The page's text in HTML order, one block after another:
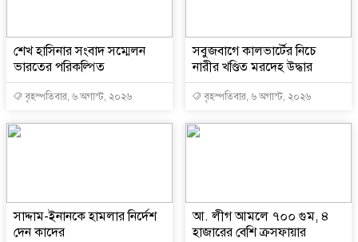
শেখ হাসিনার সংবাদ সম্মেলন
ভারতের পরিকল্পিত
বৃহস্পতিবার, ৬ অগাস্ট, ২০২৬
সবুজবাগে কালভার্টের নিচে
নারীর খণ্ডিত মরদেহ উদ্ধার
বৃহস্পতিবার, ৬ অগাস্ট, ২০২৬
সাদ্দাম-ইনানকে হামলার নির্দেশ
দেন কাদের
আ. লীগ আমলে ৭০০ গুম, ৪
হাজারের বেশি ক্রসফায়ার